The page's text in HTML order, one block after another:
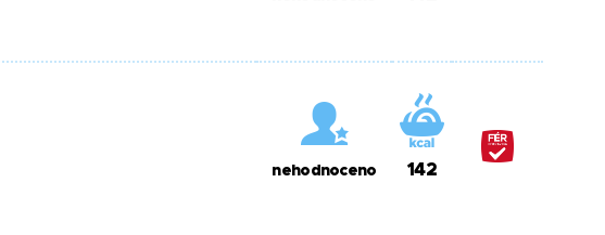
nehodnoceno 142